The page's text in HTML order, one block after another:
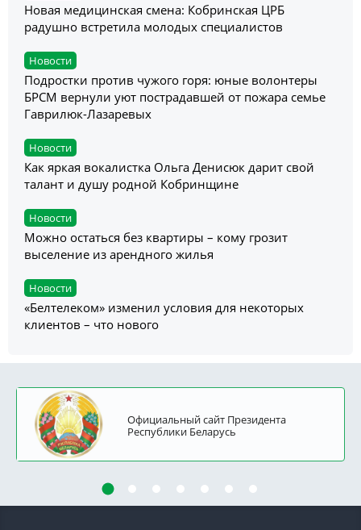
Новая медицинская смена: Кобринская ЦРБ
радушно встретила молодых специалистов
Новости
Подростки против чужого горя: юные волонтеры
БРСМ вернули уют пострадавшей от пожара семье
Гаврилюк-Лазаревых
Новости
Как яркая вокалистка Ольга Денисюк дарит свой
талант и душу родной Кобринщине
Новости
Можно остаться без квартиры – кому грозит
выселение из арендного жилья
Новости
«Белтелеком» изменил условия для некоторых
клиентов – что нового
Официальный сайт Президента
Республики Беларусь